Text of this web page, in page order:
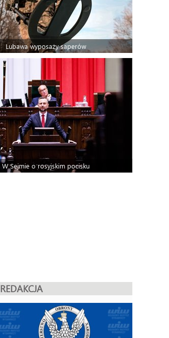
Lubawa wyposaży saperów
W Sejmie o rosyjskim pocisku
REDAKCJA